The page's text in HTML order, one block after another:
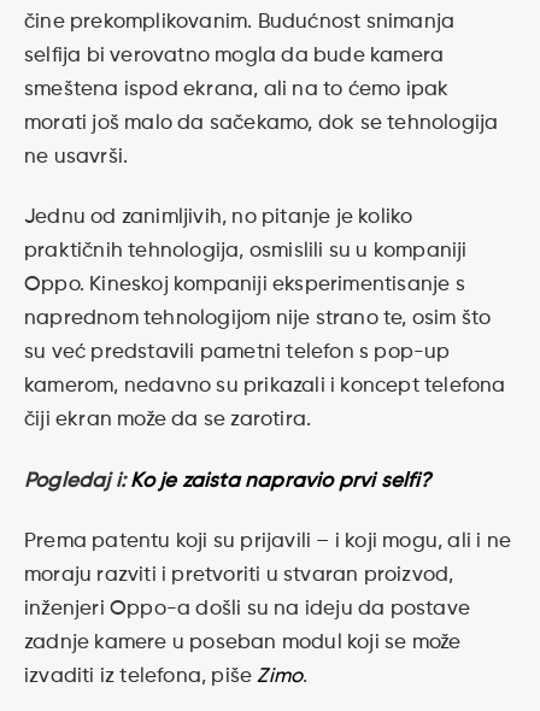
čine prekomplikovanim. Budućnost snimanja
selfija bi verovatno mogla da bude kamera
smeštena ispod ekrana, ali na to ćemo ipak
morati još malo da sačekamo, dok se tehnologija
ne usavrši.
Jednu od zanimljivih, no pitanje je koliko
praktičnih tehnologija, osmislili su u kompaniji
Oppo. Kineskoj kompaniji eksperimentisanje s
naprednom tehnologijom nije strano te, osim što
su već predstavili pametni telefon s pop-up
kamerom, nedavno su prikazali i koncept telefona
čiji ekran može da se zarotira.
Pogledaj i:Ko je zaista napravio prvi selfi?
Prema patentu koji su prijavili – i koji mogu, ali i ne
moraju razviti i pretvoriti u stvaran proizvod,
inženjeri Oppo-a došli su na ideju da postave
zadnje kamere u poseban modul koji se može
izvaditi iz telefona, pišeZimo.